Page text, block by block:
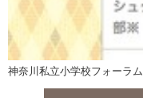
神奈川私立小学校フォーラム